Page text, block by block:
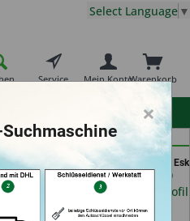
Service Warenkorb
Mein Konto
Select Language ▼
u. DL Service
Dresden)
Shoes & Keys by
Erlangen)
Händlerprofil
×